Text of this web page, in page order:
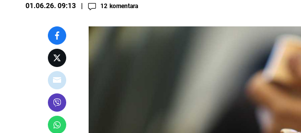
01.06.26. 09:13 12 komentara